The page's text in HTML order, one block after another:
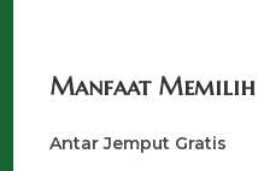
Manfaat Memilih
Antar Jemput Gratis